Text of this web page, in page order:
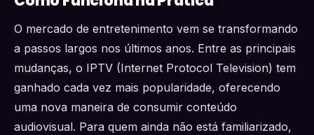
O mercado de entretenimento vem se transformando
a passos largos nos últimos anos. Entre as principais
mudanças, o IPTV (Internet Protocol Television) tem
ganhado cada vez mais popularidade, oferecendo
uma nova maneira de consumir conteúdo
audiovisual. Para quem ainda não está familiarizado,